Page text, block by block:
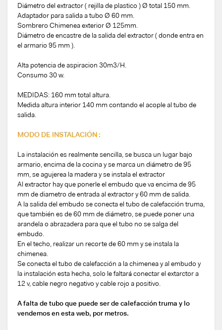
Diámetro del extractor ( rejilla de plastico ) Ø total 150 mm.
Adaptador para salida a tubo Ø 60 mm.
Sombrero Chimenea exterior Ø 125mm.
Diámetro de encastre de la salida del extractor ( donde entra en
el armario 95 mm ).
Alta potencia de aspiracion 30m3/H.
Consumo 30 w.
MEDIDAS: 160 mm total altura.
Medida altura interior 140 mm contando el acople al tubo de
salida.
MODO DE INSTALACIÓN :
La instalación es realmente sencilla, se busca un lugar bajo
armario, encima de la cocina y se marca un diámetro de 95
mm, se agujerea la madera y se instala el extractor
Al extractor hay que ponerle el embudo que va encima de 95
mm de diametro de entrada al extractor y 60 mm de salida.
A la salida del embudo se conecta el tubo de calefacción truma,
que también es de 60 mm de diámetro, se puede poner una
arandela o abrazadera para que el tubo no se salga del
embudo.
En el techo, realizar un recorte de 60 mm y se instala la
chimenea.
Se conecta el tubo de calefacción a la chimenea y al embudo y
la instalación esta hecha, solo le faltará conectar el extarctor a
12 v, cable negro negativo y cable rojo a positivo.
A falta de tubo que puede ser de calefacción truma y lo
vendemos en esta web, por metros.